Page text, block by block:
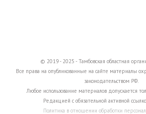
© 2019 - 2025 - Тамбовская областная
Все права на опубликованные на сайте материалы
законодательством РФ.
Любое использование материалов допускается
Редакцией с обязательной активной
Политика в отношении обработки